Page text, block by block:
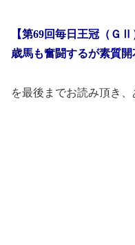
【第69回毎日王冠（Ｇ
歳馬も奮闘するが素質開
を最後までお読み頂き、